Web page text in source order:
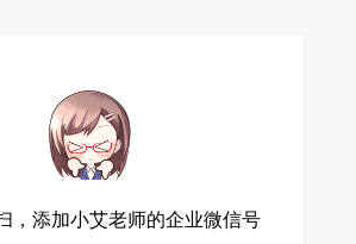
，添加小艾老师的企业微信号